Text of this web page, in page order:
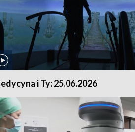
i Ty: 25.06.2026